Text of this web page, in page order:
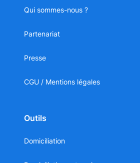
Qui sommes-nous ?
Partenariat
Presse
CGU / Mentions légales
Outils
Domiciliation